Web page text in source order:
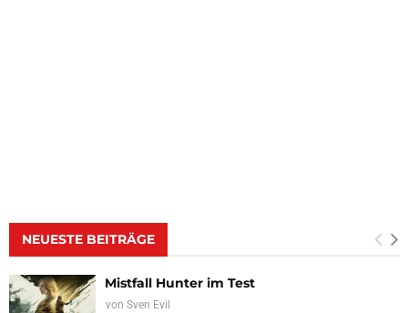
NEUESTE BEITRÄGE
Mistfall Hunter im Test
von Sven Evil